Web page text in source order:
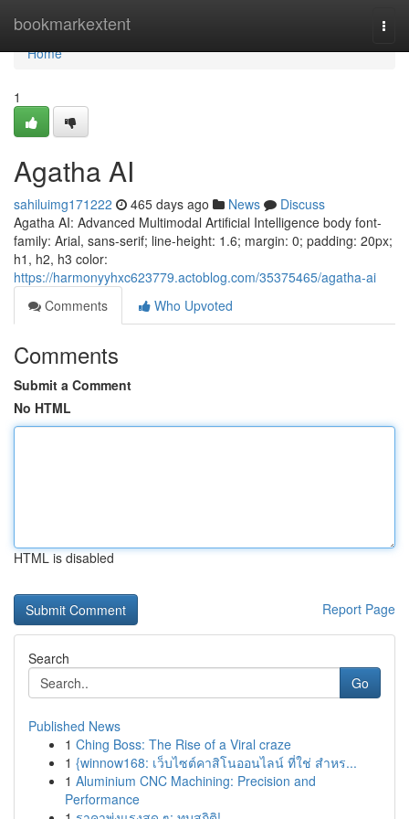
bookmarkextent
Home
Home
1
Agatha AI
sahiluimg171222 465 days ago News
Discuss
Agatha AI: Advanced Multimodal Artificial Intelligence body font-
family: Arial, sans-serif; line-height: 1.6; margin: 0; padding: 20px;
h1, h2, h3 color:
https://harmonyyhxc623779.actoblog.com/35375465/agatha-ai
Comments
Who Upvoted
Comments
Submit a Comment
No HTML
HTML is disabled
Report Page
Search
Go
Published News
1 Ching Boss: The Rise of a Viral craze
1 {winnow168: เว็บไซต์คาสิโนออนไลน์ ที่ใช่ สำหร...
1 Aluminium CNC Machining: Precision and
Performance